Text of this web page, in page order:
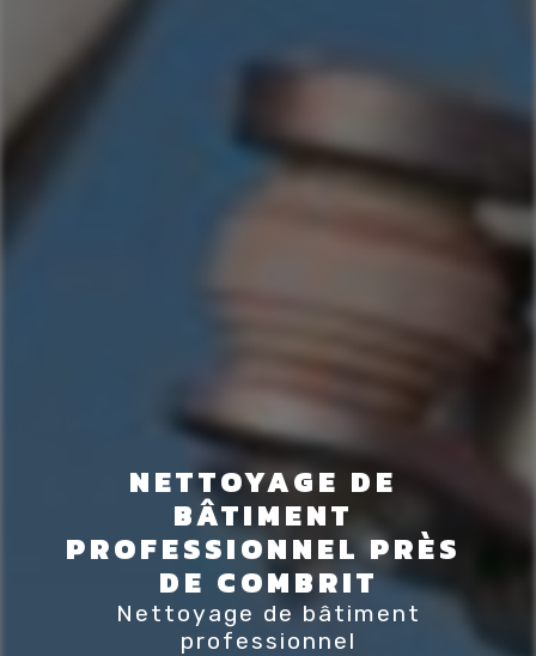
NETTOYAGE DE
BÂTIMENT
PROFESSIONNEL PRÈS
DE COMBRIT
Nettoyage de bâtiment
professionnel